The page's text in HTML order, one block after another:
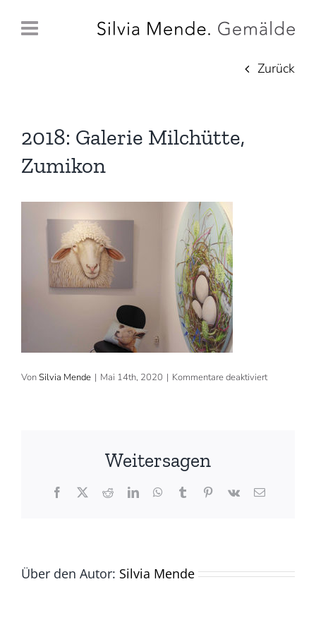
Inhalt
Zurück
2018: Galerie Milchütte,
Zumikon
VonSilvia Mende | Mai 14th, 2020 | Kommentare deaktiviertfür
Weitersagen
Facebook
X RedditLinkedInWhatsApp
TumblrPinterest
Vk
E-
Über den Autor: Silvia Mende